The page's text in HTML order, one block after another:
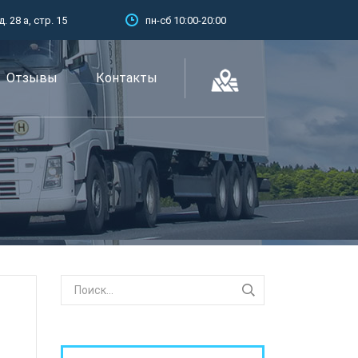
28 а, стр. 15 пн-сб 10:00-20:00
Отзывы Контакты